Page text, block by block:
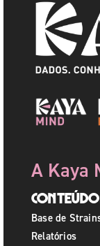
A Kaya
Base de
Relatórios